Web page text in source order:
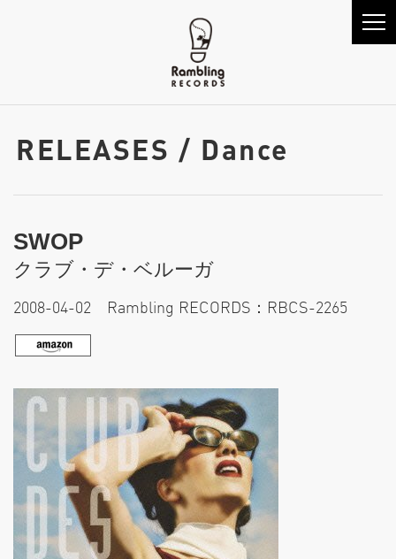
RELEASES / Dance
SWOP
クラブ・デ・ベルーガ
2008-04-02 Rambling RECORDS：RBCS-2265